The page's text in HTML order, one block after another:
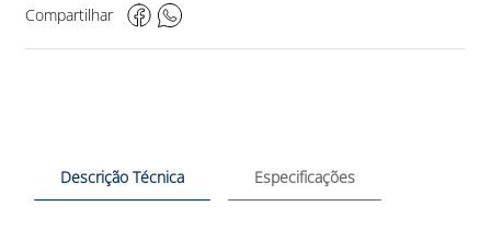
Compartilhar
Descrição Técnica Especificações